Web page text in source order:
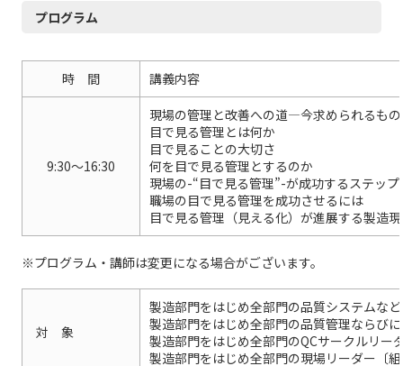
プログラム
時 間 講義内容
9:30～16:30
現場の管理と改善への道―今求められるも
目で見る管理とは何か
目で見ることの大切さ
何を目で見る管理とするのか
現場の-“目で見る管理”-が成功するステッ
職場の目で見る管理を成功させるには
目で見る管理（見える化）が進展する製造
※プログラム・講師は変更になる場合がございます。
対 象
製造部門をはじめ全部門の品質システムな
製造部門をはじめ全部門の品質管理ならび
製造部門をはじめ全部門のQCサークルリー
製造部門をはじめ全部門の現場リーダー〔